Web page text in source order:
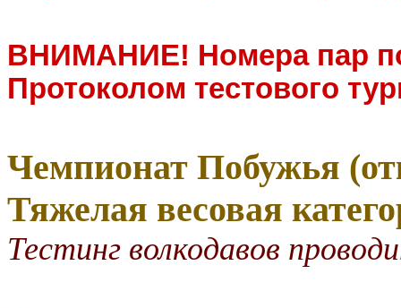
ВНИМАНИЕ! Номера пар
Протоколом тестового
Чемпионат Побужья
Тяжелая весовая
Тестинг волкодавов